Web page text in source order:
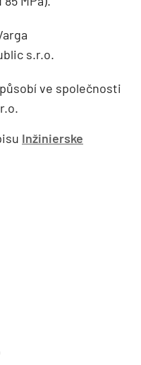
s.r.o.
ve společnosti
Inžinierske